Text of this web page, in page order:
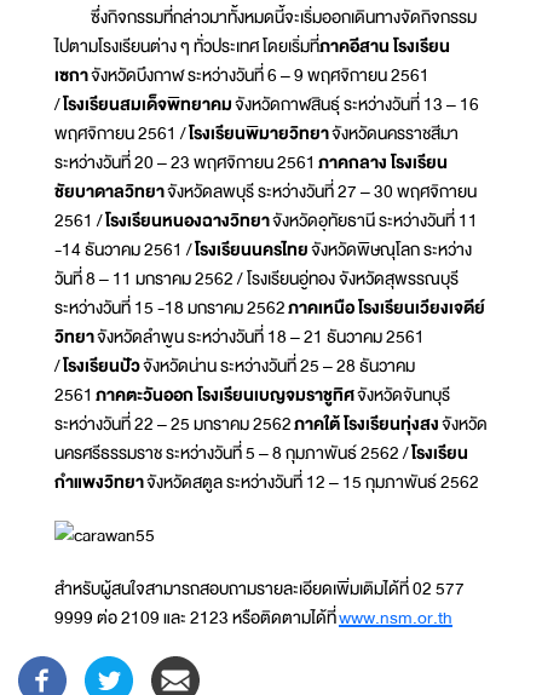
ซึ่งกิจกรรมที่กล่าวมาทั้งหมดนี้จะเริ่มออกเดินทางจัดกิจกรรม
ไปตามโรงเรียนต่าง ๆ ทั่วประเทศ โดยเริ่มที่ภาคอีสาน โรงเรียน
เซกาจังหวัดบึงกาฬ ระหว่างวันที่ 6 – 9 พฤศจิกายน 2561
/โรงเรียนสมเด็จพิทยาคมจังหวัดกาฬสินธุ์ ระหว่างวันที่ 13 – 16
พฤศจิกายน 2561 /โรงเรียนพิมายวิทยาจังหวัดนครราชสีมา
ระหว่างวันที่ 20 – 23 พฤศจิกายน 2561 ภาคกลาง โรงเรียน
ชัยบาดาลวิทยาจังหวัดลพบุรี ระหว่างวันที่ 27 – 30 พฤศจิกายน
2561 /โรงเรียนหนองฉางวิทยาจังหวัดอุทัยธานี ระหว่างวันที่ 11
-14 ธันวาคม 2561 /โรงเรียนนครไทยจังหวัดพิษณุโลก ระหว่าง
วันที่ 8 – 11 มกราคม 2562 / โรงเรียนอู่ทอง จังหวัดสุพรรณบุรี
ระหว่างวันที่ 15 -18 มกราคม 2562ภาคเหนือ โรงเรียนเวียงเจดีย์
วิทยาจังหวัดลำพูน ระหว่างวันที่ 18 – 21 ธันวาคม 2561
/โรงเรียนปัวจังหวัดน่าน ระหว่างวันที่ 25 – 28 ธันวาคม
2561 ภาคตะวันออก โรงเรียนเบญจมราชูทิศจังหวัดจันทบุรี
ระหว่างวันที่ 22 – 25 มกราคม 2562ภาคใต้ โรงเรียนทุ่งสงจังหวัด
นครศรีธรรมราช ระหว่างวันที่ 5 – 8 กุมภาพันธ์ 2562 /โรงเรียน
กำแพงวิทยาจังหวัดสตูล ระหว่างวันที่ 12 – 15 กุมภาพันธ์ 2562
สำหรับผู้สนใจสามารถสอบถามรายละเอียดเพิ่มเติมได้ที่ 02 577
9999 ต่อ 2109 และ 2123 หรือติดตามได้ที่www.nsm.or.th